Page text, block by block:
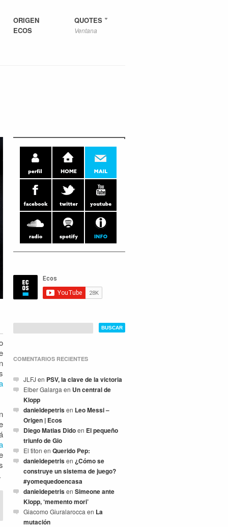
ORIGEN
ECOS
QUOTES
Ventana
COMENTARIOS RECIENTES
JLFJ en PSV, la clave de la victoria
Elber Galarga en Un central de
Klopp
danieldepetrisen Leo Messi –
Origen | Ecos
Diego Matias Didoen El pequeño
triunfo de Gio
El titon en Querido Pep:
danieldepetrisen ¿Cómo se
construye un sistema de juego?
#yomequedoencasa
danieldepetrisen Simeone ante
Klopp, ‘memento mori’
Giacomo Giuralarocca en La
mutación